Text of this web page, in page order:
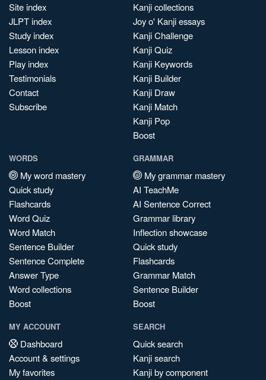
Site index
JLPT index
Study index
Lesson index
Play index
Testimonials
Contact
Subscribe
Kanji collections
Joy o' Kanji essays
Kanji Challenge
Kanji Quiz
Kanji Keywords
Kanji Builder
Kanji Draw
Kanji Match
Kanji Pop
Boost
WORDS
My word mastery
Quick study
Flashcards
Word Quiz
Word Match
Sentence Builder
Sentence Complete
Answer Type
Word collections
Boost
GRAMMAR
My grammar mastery
AI TeachMe
AI Sentence Correct
Grammar library
Inflection showcase
Quick study
Flashcards
Grammar Match
Sentence Builder
Boost
MY ACCOUNT
Dashboard
Account & settings
My favorites
SEARCH
Quick search
Kanji search
Kanji by component